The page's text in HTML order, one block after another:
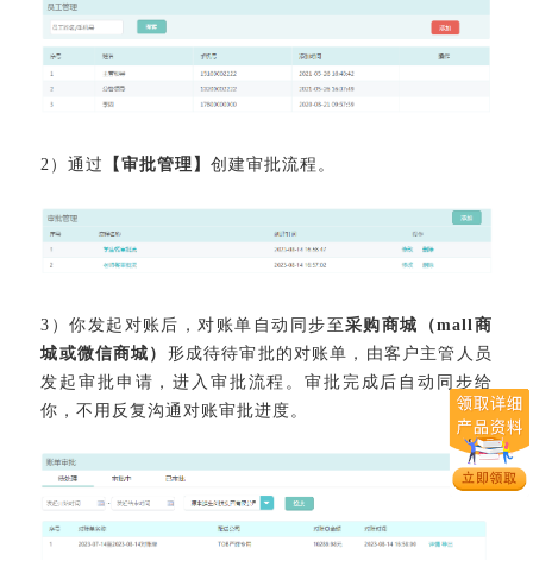
2）通过 【审批管理】创建审批流程。
3）你发起对账后，对账单自动同步至采购商城（mall商
城或微信商城） 形成待待审批的对账单，由客户主管人员
发起审批申请，进入审批流程。审批完成后自动同步给
你，不用反复沟通对账审批进度。